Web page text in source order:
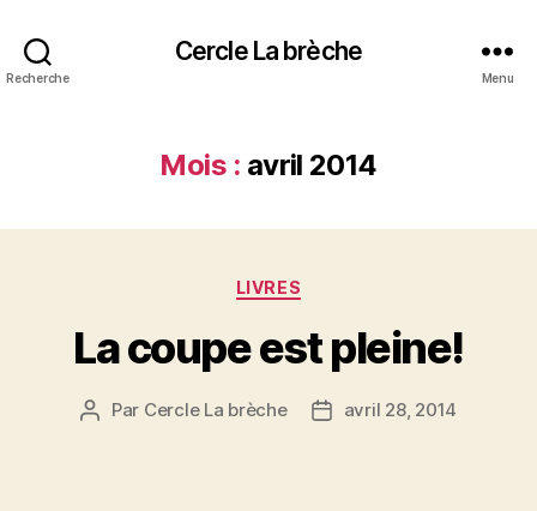
Recherche
Cercle La brèche
Menu
Mois : avril 2014
Catégories
LIVRES
La coupe est pleine!
Auteur
Par Cercle La brèche
Dateavril 28, 2014